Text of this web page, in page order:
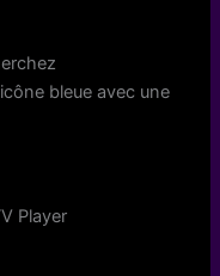
bleue avec une
Player